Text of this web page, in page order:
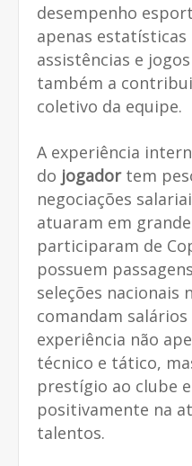
desempenho
apenas
assistências e
também a
coletivo da equipe.
A experiência
do jogadortem
negociações
atuaram em
participaram de
possuem
seleções nacionais
comandam salários
experiência não
técnico e tático,
prestígio ao clube
positivamente na
talentos.